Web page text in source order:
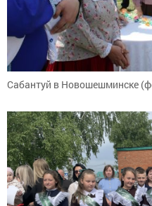
Сабантуй в Новошешминске